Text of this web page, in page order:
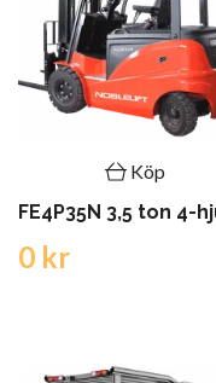
Köp
FE4P35N 3,5 ton 4-
0 kr